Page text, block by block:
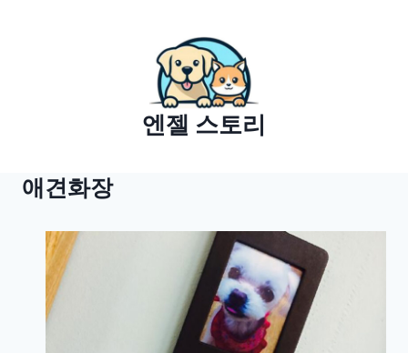
엔젤 스토리
애견화장